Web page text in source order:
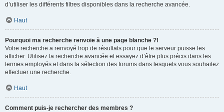
d’utiliser les différents filtres disponibles dans la recherche avancée.
Haut
Pourquoi ma recherche renvoie à une page blanche ?!
Votre recherche a renvoyé trop de résultats pour que le serveur puisse les
afficher. Utilisez la recherche avancée et essayez d’être plus précis dans les
termes employés et dans la sélection des forums dans lesquels vous souhaitez
effectuer une recherche.
Haut
Comment puis-je rechercher des membres ?